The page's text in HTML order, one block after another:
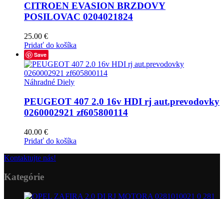
CITROEN EVASION BRZDOVY
POSILOVAC 0204021824
25.00 €
Pridať do košíka
Save
Náhradné Diely
PEUGEOT 407 2.0 16v HDI rj aut.prevodovky
0260002921 zf605800114
40.00 €
Pridať do košíka
Kontaktujte nás!
Kategórie